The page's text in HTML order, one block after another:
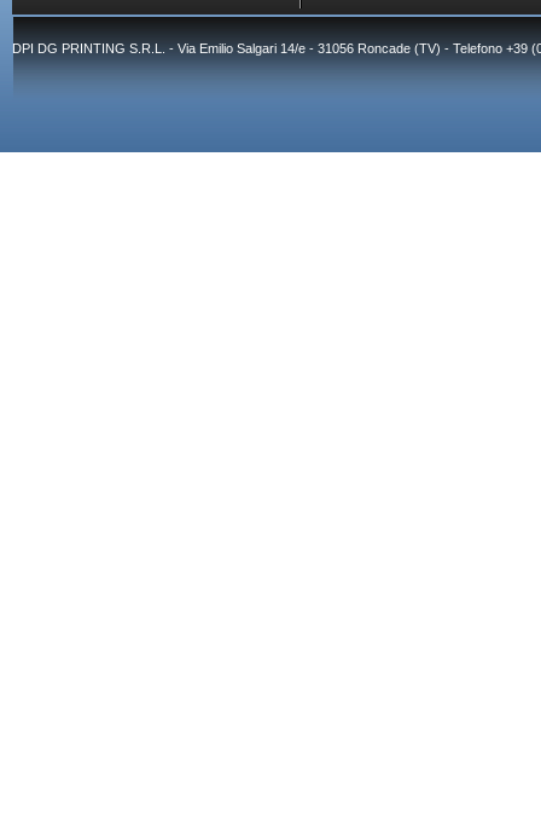
DPI DG PRINTING S.R.L. - Via Emilio Salgari 14/e - 31056 Roncade (TV) - Telefono